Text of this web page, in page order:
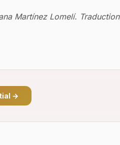
Martínez Lomelí. Traduction
→